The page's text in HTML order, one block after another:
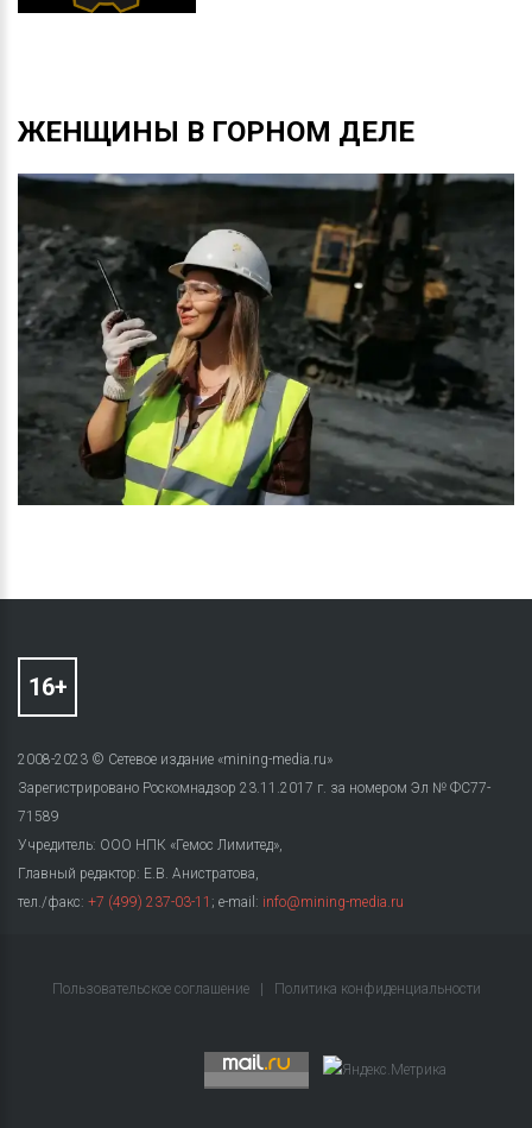
ЖЕНЩИНЫ В ГОРНОМ ДЕЛЕ
2008-2023 © Сетевое издание «mining-media.ru»
Зарегистрировано Роскомнадзор 23.11.2017 г. за номером Эл № ФС77-
71589
Учредитель: ООО НПК «Гемос Лимитед»,
Главный редактор: Е.В. Анистратова,
тел./факс: +7 (499) 237-03-11 ; e-mail: info@mining-media.ru
Пользовательское соглашение Политика конфиденциальности